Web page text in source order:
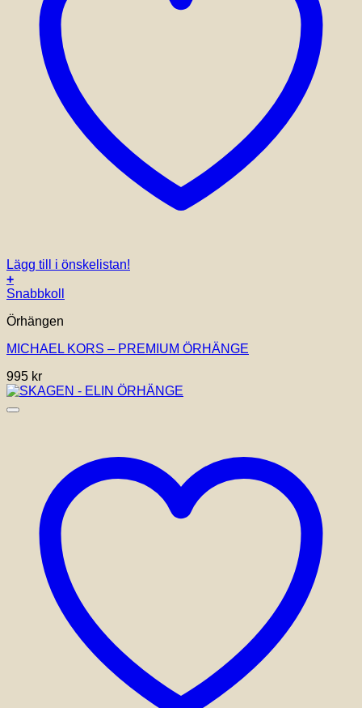
Lägg till i önskelistan!
+
Snabbkoll
Örhängen
MICHAEL KORS – PREMIUM ÖRHÄNGE
995 kr